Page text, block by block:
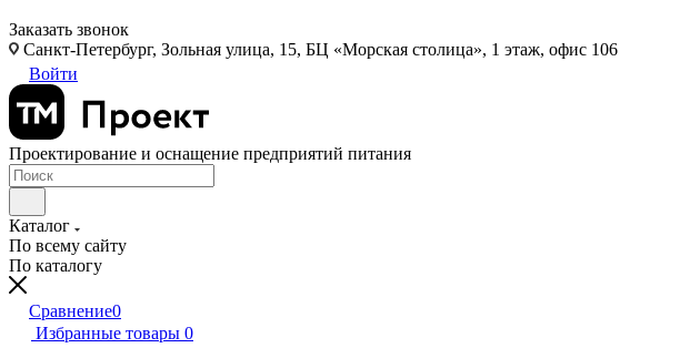
Заказать звонок
Санкт-Петербург, Зольная улица, 15, БЦ «Морская столица», 1 этаж, офис 106
Войти
Проектирование и оснащение предприятий питания
Каталог
По всему сайту
По каталогу
Сравнение0
Избранные товары 0